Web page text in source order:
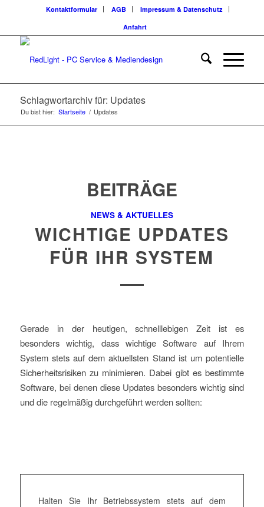
Kontaktformular AGB
Impressum & Datenschutz
Anfahrt
Schlagwortarchiv für: Updates
Du bist hier: Startseite / Updates
BEITRÄGE
NEWS & AKTUELLES
WICHTIGE UPDATES
FÜR IHR SYSTEM
Gerade in der heutigen, schnelllebigen Zeit ist es
besonders wichtig, dass wichtige Software auf Ihrem
System stets auf dem aktuellsten Stand ist um potentielle
Sicherheitsrisiken zu minimieren. Dabei gibt es bestimmte
Software, bei denen diese Updates besonders wichtig sind
und die regelmäßig durchgeführt werden sollten:
Halten Sie Ihr Betriebssystem stets auf dem